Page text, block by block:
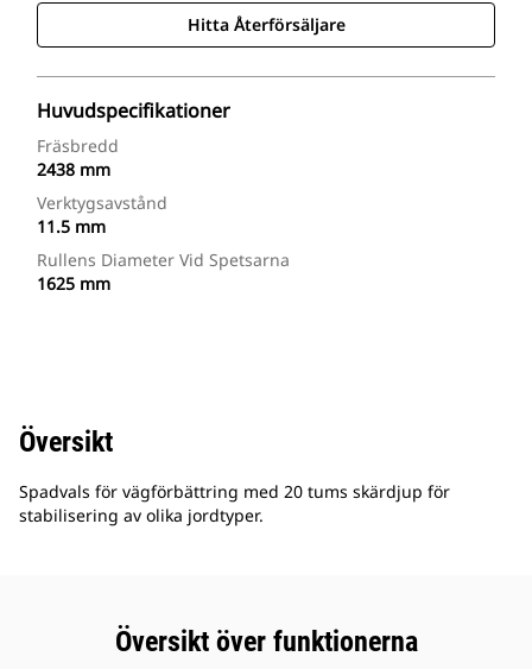
Hitta Återförsäljare
Huvudspecifikationer
Fräsbredd
2438 mm
Verktygsavstånd
11.5 mm
Rullens Diameter Vid Spetsarna
1625 mm
Översikt
Spadvals för vägförbättring med 20 tums skärdjup för
stabilisering av olika jordtyper.
Översikt över funktionerna